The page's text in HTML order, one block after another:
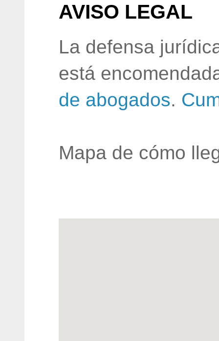
AVISO LEGAL
La defensa
está
de abogados.
Mapa de cómo